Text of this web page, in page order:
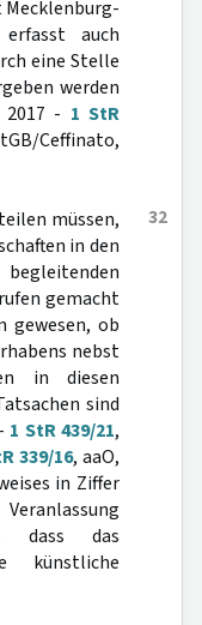
Mecklenburg-
auch
eine Stelle
werden
- 1 StR
Ceffinato,
32
müssen,
in den
gemacht
gewesen, ob
nebst
in diesen
sind
1 StR 439/21,
339/16, aaO,
in Ziffer
dass das
künstliche